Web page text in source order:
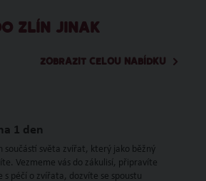
ZLÍN JINAK
ZOBRAZIT CELOU NABÍDKU
1 den
součástí světa zvířat, který jako běžný
Vezmeme vás do zákulisí, připravíte
s péčí o zvířata, dozvíte se spoustu